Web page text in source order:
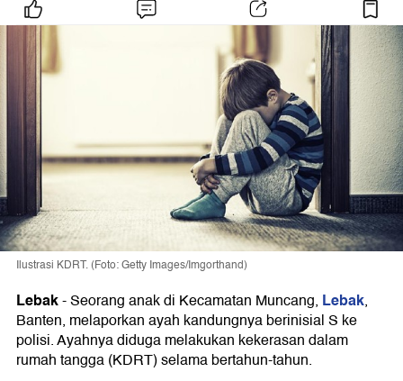
Ilustrasi KDRT. (Foto: Getty Images/Imgorthand)
Lebak-Seorang anak di Kecamatan Muncang, Lebak,
Banten, melaporkan ayah kandungnya berinisial S ke
polisi. Ayahnya diduga melakukan kekerasan dalam
rumah tangga (KDRT) selama bertahun-tahun.